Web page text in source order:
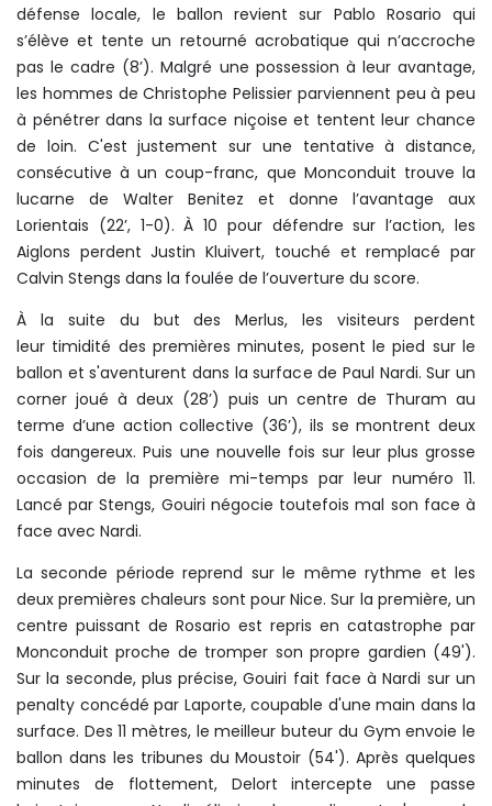
défense locale, le ballon revient sur Pablo Rosario qui
s’élève et tente un retourné acrobatique qui n’accroche
pas le cadre (8’). Malgré une possession à leur avantage,
les hommes de Christophe Pelissier parviennent peu à peu
à pénétrer dans la surface niçoise et tentent leur chance
de loin. C'est justement sur une tentative à distance,
consécutive à un coup-franc, que Monconduit trouve la
lucarne de Walter Benitez et donne l’avantage aux
Lorientais (22’, 1-0). À 10 pour défendre sur l’action, les
Aiglons perdent Justin Kluivert, touché et remplacé par
Calvin Stengs dans la foulée de l’ouverture du score.
À la suite du but des Merlus, les visiteurs perdent
leur timidité des premières minutes, posent le pied sur le
ballon et s'aventurent dans la surface de Paul Nardi. Sur un
corner joué à deux (28’) puis un centre de Thuram au
terme d’une action collective (36’), ils se montrent deux
fois dangereux. Puis une nouvelle fois sur leur plus grosse
occasion de la première mi-temps par leur numéro 11.
Lancé par Stengs, Gouiri négocie toutefois mal son face à
face avec Nardi.
La seconde période reprend sur le même rythme et les
deux premières chaleurs sont pour Nice. Sur la première, un
centre puissant de Rosario est repris en catastrophe par
Monconduit proche de tromper son propre gardien (49').
Sur la seconde, plus précise, Gouiri fait face à Nardi sur un
penalty concédé par Laporte, coupable d'une main dans la
surface. Des 11 mètres, le meilleur buteur du Gym envoie le
ballon dans les tribunes du Moustoir (54'). Après quelques
minutes de flottement, Delort intercepte une passe